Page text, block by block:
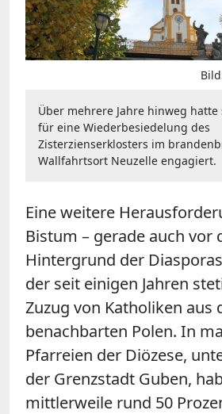
Über mehrere Jahre hinweg
für eine Wiederbesiedelung des
Zisterzienserklosters im
Wallfahrtsort Neuzelle engagiert.
Eine weitere
Bistum – gerade auch vor
Hintergrund der
der seit einigen Jahren
Zuzug von Katholiken aus
benachbarten Polen. In
Pfarreien der Diözese,
der Grenzstadt Guben,
mittlerweile rund 50